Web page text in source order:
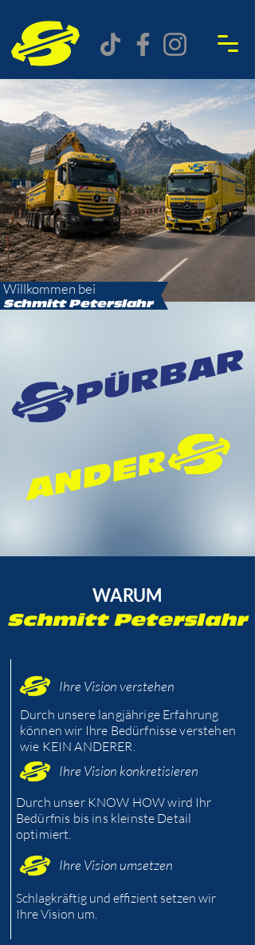
Willkommen bei
Schmitt Peterslahr
PÜRBAR
ANDER
WARUM
Schmitt Peterslahr
Ihre Vision verstehen
Durch unsere langjährige Erfahrung
können wir Ihre Bedürfnisse verstehen
wie KEIN ANDERER.
Ihre Vision konkretisieren
Durch unser KNOW HOW wird Ihr
Bedürfnis bis ins kleinste Detail
optimiert.
Ihre Vision umsetzen
Schlagkräftig und effizient setzen wir
Ihre Vision um.